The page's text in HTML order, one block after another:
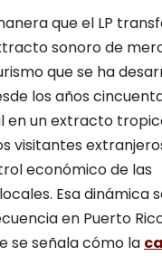
que el LP
sonoro de
que se ha
los años
en un extracto
visitantes
económico de las
Esa dinámica
en Puerto
se señala cómo la